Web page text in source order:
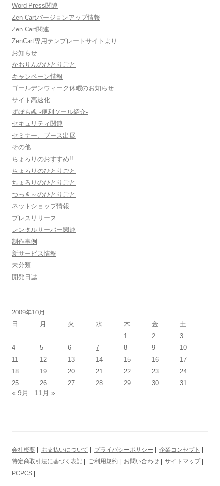
Word Press関連
Zen Cartバージョンアップ情報
Zen Cart関連
ZenCart専用テンプレートサイトより
お知らせ
かおりんのひとりごと
キャンペーン情報
ゴールデンウィーク休暇のお知らせ
サイト高速化
ずぼら魂 -便利ツール紹介-
セキュリティ関連
セミナー、ブース出展
その他
ちょろりのおすすめ!!
ちょろりのひとりごと
ちょろりのひとりごと
つっき～のひとりごと
ネットショップ情報
プレスリリース
レンタルサーバー関連
制作事例
新サービス情報
未分類
開発日誌
2009年10月
日
月 火 水 木 金
土
1
2
3
4
5 6 7 8 9
10
11
12 13 14 15 16
17
18
19 20 21 22 23
24
25
26 27 28 29 30 31
« 9月 11月 »
会社概要 お支払いについて プライバシーポリシー 企業コンセプト
特定商取引法に基づく表記
ご利用規約 お問い合わせ サイトマップ|
PCPOS